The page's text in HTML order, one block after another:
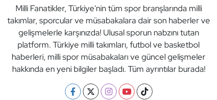
Milli Fanatikler, Türkiye'nin tüm spor branşlarında milli
takımlar, sporcular ve müsabakalara dair son haberler ve
gelişmelerle karşınızda! Ulusal sporun nabzını tutan
platform. Türkiye milli takımları, futbol ve basketbol
haberleri, milli spor müsabakaları ve güncel gelişmeler
hakkında en yeni bilgiler başladı. Tüm ayrıntılar burada!